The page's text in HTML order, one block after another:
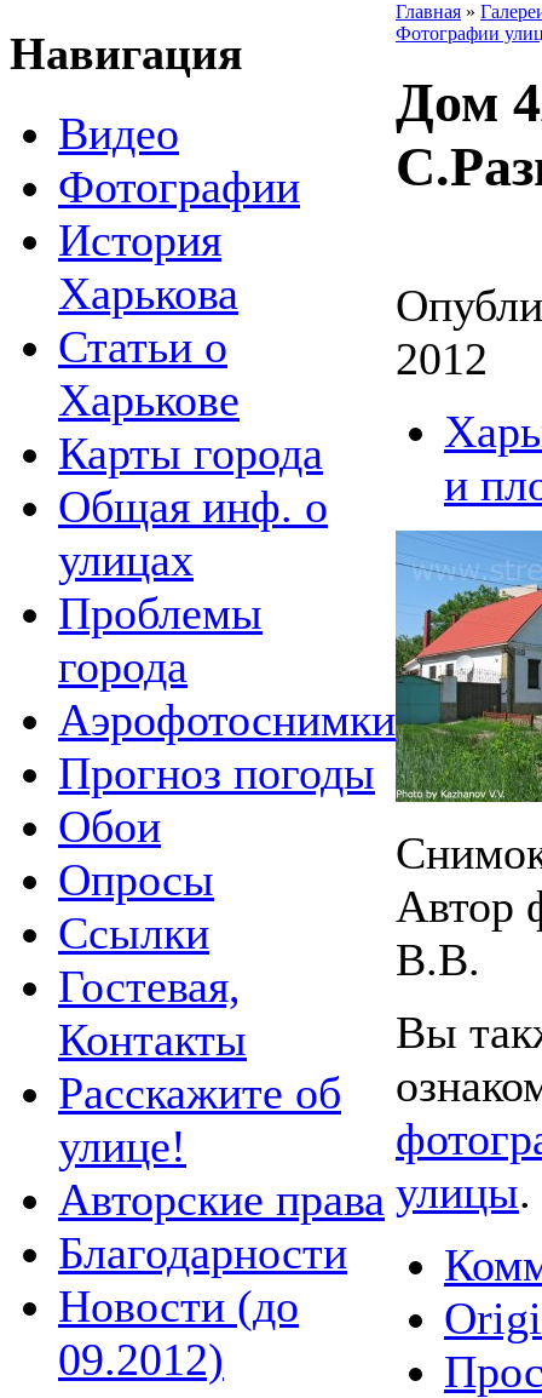
Навигация
Видео
Фотографии
История
Харькова
Статьи о
Харькове
Карты города
Общая инф. о
улицах
Проблемы
города
Аэрофотоснимки
Прогноз погоды
Обои
Опросы
Ссылки
Гостевая,
Контакты
Расскажите об
улице!
Авторские права
Благодарности
Новости (до
09.2012)
Главная »
Фотографии
Дом
2012
и
Автор
В.В.
Вы
улицы.